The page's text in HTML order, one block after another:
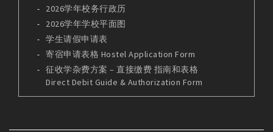
2026学年校务行政历
2026学年学校平面图
学生请假申请表
寄宿申请表格 Hostel Application Form
征收学杂费方案 – 直接缴费 指南和表格
Direct Debit Guide & Authorization Form